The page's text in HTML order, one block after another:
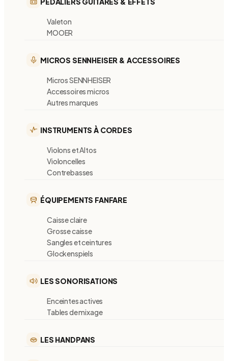
Valeton
MOOER
MICROS SENNHEISER & ACCESSOIRES
Micros SENNHEISER
Accessoires micros
Autres marques
INSTRUMENTS À CORDES
Violons et Altos
Violoncelles
Contrebasses
ÉQUIPEMENTS FANFARE
Caisse claire
Grosse caisse
Sangles et ceintures
Glockenspiels
LES SONORISATIONS
Enceintes actives
Tables de mixage
LES HANDPANS